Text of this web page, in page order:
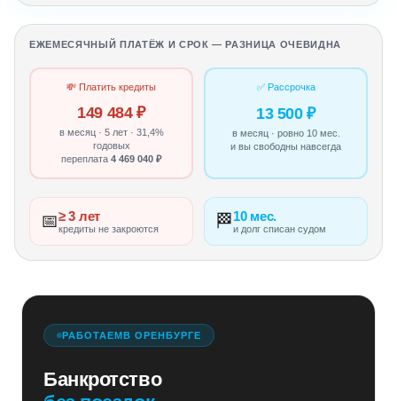
ЕЖЕМЕСЯЧНЫЙ ПЛАТЁЖ И СРОК — РАЗНИЦА ОЧЕВИДНА
💸 Платить кредиты
149 484 ₽
в месяц · 5 лет · 31,4%
годовых
переплата 4 469 040 ₽
✅ Рассрочка
13 500 ₽
в месяц · ровно 10 мес.
и вы свободны навсегда
📅≥ 3 лет
кредиты не закроются 🏁10 мес.
и долг списан судом
РАБОТАЕМВ ОРЕНБУРГЕ
Банкротство